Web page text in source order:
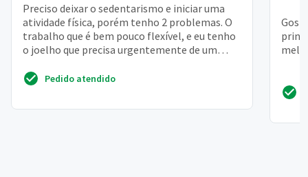
Preciso deixar o sedentarismo e iniciar uma
atividade física, porém tenho 2 problemas. O
trabalho que é bem pouco flexível, e eu tenho
o joelho que precisa urgentemente de um
Pedido atendido